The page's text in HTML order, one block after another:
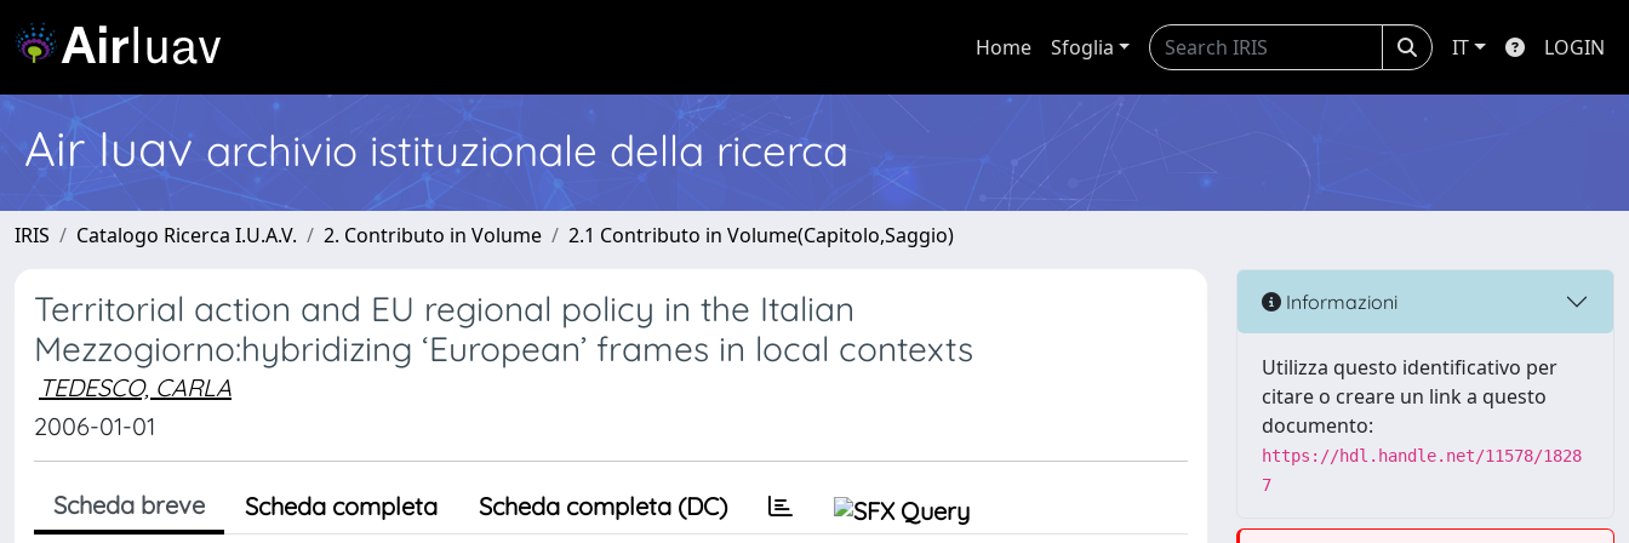
Home Sfoglia IT LOGIN
Air Iuav archivio istituzionale della ricerca
IRIS Catalogo Ricerca I.U.A.V. 2. Contributo in Volume 2.1 Contributo in Volume(Capitolo,Saggio)
Territorial action and EU regional policy in the Italian
Mezzogiorno:hybridizing ‘European’ frames in local contexts
TEDESCO, CARLA
2006-01-01
Scheda breve Scheda completa Scheda completa (DC)
Informazioni
Utilizza questo identificativo per
citare o creare un link a questo
documento:
https://hdl.handle.net/11578/1828
7